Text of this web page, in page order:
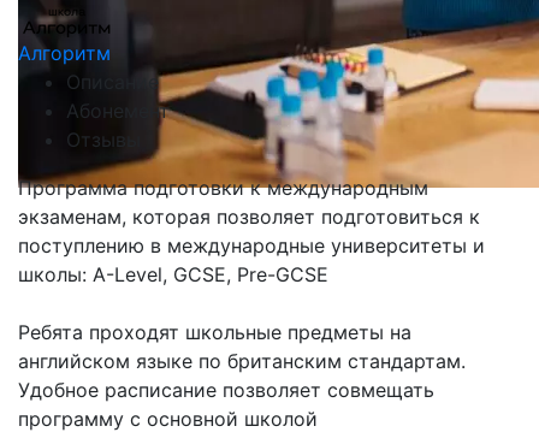
Алгоритм
Описание
Абонемент
Отзывы
Программа подготовки к международным
экзаменам, которая позволяет подготовиться к
поступлению в международные университеты и
школы: A-Level, GCSE, Pre-GCSE
Ребята проходят школьные предметы на
английском языке по британским стандартам.
Удобное расписание позволяет совмещать
программу с основной школой